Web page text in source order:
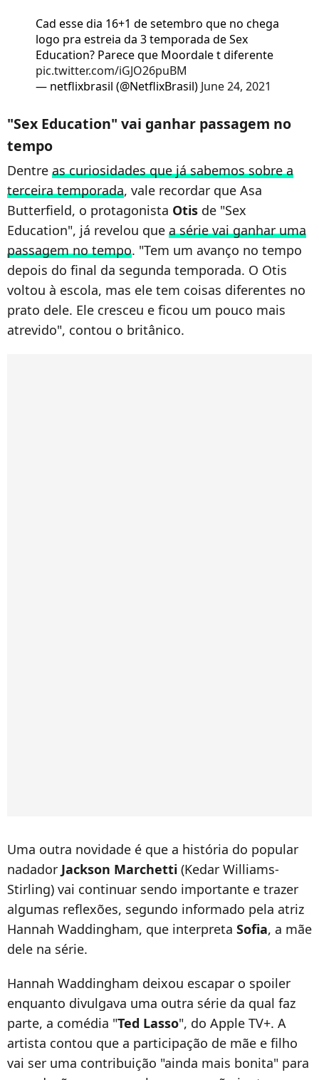
Cad esse dia 16+1 de setembro que no chega
logo pra estreia da 3 temporada de Sex
Education? Parece que Moordale t diferente
pic.twitter.com/iGJO26puBM
— netflixbrasil (@NetflixBrasil) June 24, 2021
"Sex Education" vai ganhar passagem no
tempo
Dentre as curiosidades que já sabemos sobre a
terceira temporada, vale recordar que Asa
Butterfield, o protagonista Otis de "Sex
Education", já revelou que a série vai ganhar uma
passagem no tempo. "Tem um avanço no tempo
depois do final da segunda temporada. O Otis
voltou à escola, mas ele tem coisas diferentes no
prato dele. Ele cresceu e ficou um pouco mais
atrevido", contou o britânico.
Uma outra novidade é que a história do popular
nadador Jackson Marchetti (Kedar Williams-
Stirling) vai continuar sendo importante e trazer
algumas reflexões, segundo informado pela atriz
Hannah Waddingham, que interpreta Sofia, a mãe
dele na série.
Hannah Waddingham deixou escapar o spoiler
enquanto divulgava uma outra série da qual faz
parte, a comédia "Ted Lasso", do Apple TV+. A
artista contou que a participação de mãe e filho
vai ser uma contribuição "ainda mais bonita" para